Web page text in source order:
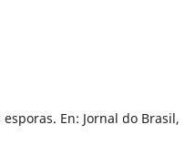
esporas. En: Jornal do Brasil,